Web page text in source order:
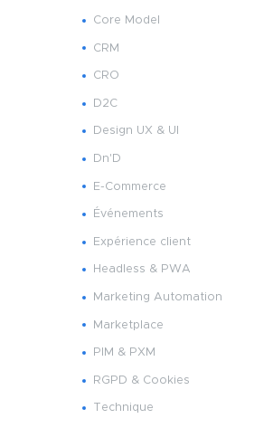
Core Model
CRM
CRO
D2C
Design UX & UI
Dn'D
E-Commerce
Événements
Expérience client
Headless & PWA
Marketing Automation
Marketplace
PIM & PXM
RGPD & Cookies
Technique